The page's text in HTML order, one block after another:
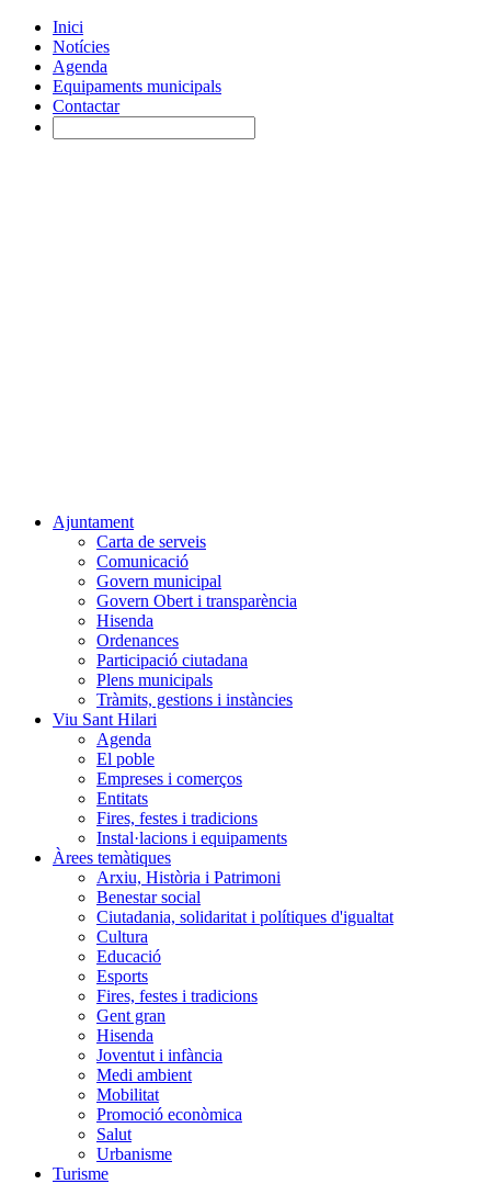
Inici
Notícies
Agenda
Equipaments municipals
Contactar
Ajuntament
Carta de serveis
Comunicació
Govern municipal
Govern Obert i transparència
Hisenda
Ordenances
Participació ciutadana
Plens municipals
Tràmits, gestions i instàncies
Viu Sant Hilari
Agenda
El poble
Empreses i comerços
Entitats
Fires, festes i tradicions
Instal·lacions i equipaments
Àrees temàtiques
Arxiu, Història i Patrimoni
Benestar social
Ciutadania, solidaritat i polítiques d'igualtat
Cultura
Educació
Esports
Fires, festes i tradicions
Gent gran
Hisenda
Joventut i infància
Medi ambient
Mobilitat
Promoció econòmica
Salut
Urbanisme
Turisme